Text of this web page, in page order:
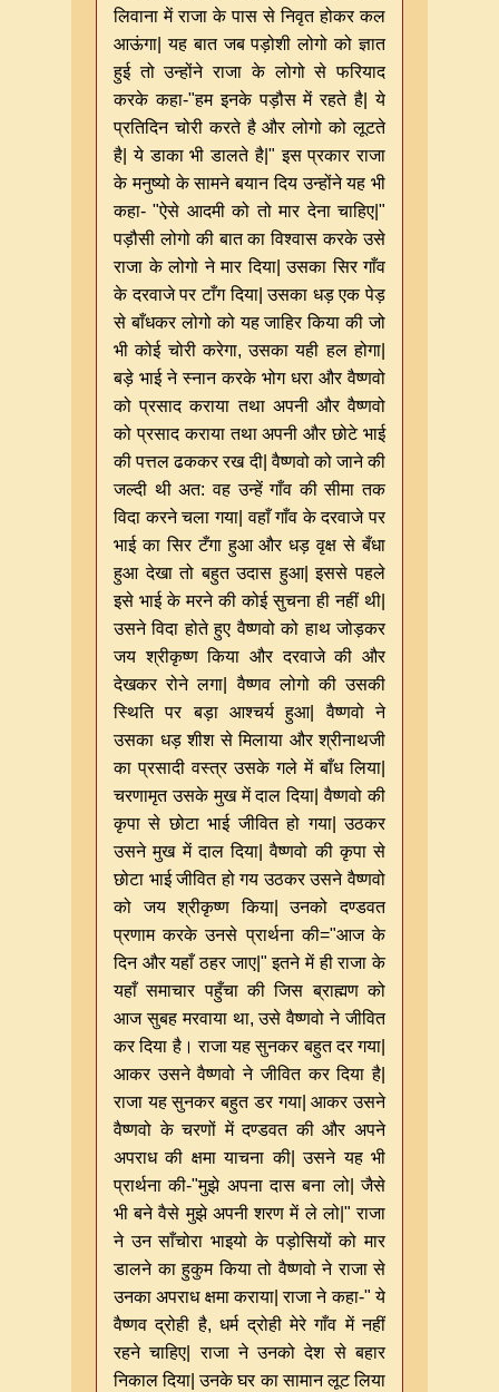
लिवाना में राजा के पास से निवृत होकर कल
आऊंगा| यह बात जब पड़ोशी लोगो को ज्ञात
हुई तो उन्होंने राजा के लोगो से फरियाद
करके कहा-"हम इनके पड़ौस में रहते है| ये
प्रतिदिन चोरी करते है और लोगो को लूटते
है| ये डाका भी डालते है|" इस प्रकार राजा
के मनुष्यो के सामने बयान दिय उन्होंने यह भी
कहा- "ऐसे आदमी को तो मार देना चाहिए|"
पड़ौसी लोगो की बात का विश्वास करके उसे
राजा के लोगो ने मार दिया| उसका सिर गाँव
के दरवाजे पर टाँग दिया| उसका धड़ एक पेड़
से बाँधकर लोगो को यह जाहिर किया की जो
भी कोई चोरी करेगा, उसका यही हल होगा|
बड़े भाई ने स्नान करके भोग धरा और वैष्णवो
को प्रसाद कराया तथा अपनी और वैष्णवो
को प्रसाद कराया तथा अपनी और छोटे भाई
की पत्तल ढककर रख दी| वैष्णवो को जाने की
जल्दी थी अत: वह उन्हें गाँव की सीमा तक
विदा करने चला गया| वहाँ गाँव के दरवाजे पर
भाई का सिर टँगा हुआ और धड़ वृक्ष से बँधा
हुआ देखा तो बहुत उदास हुआ| इससे पहले
इसे भाई के मरने की कोई सुचना ही नहीं थी|
उसने विदा होते हुए वैष्णवो को हाथ जोड़कर
जय श्रीकृष्ण किया और दरवाजे की और
देखकर रोने लगा| वैष्णव लोगो की उसकी
स्थिति पर बड़ा आश्चर्य हुआ| वैष्णवो ने
उसका धड़ शीश से मिलाया और श्रीनाथजी
का प्रसादी वस्त्र उसके गले में बाँध लिया|
चरणामृत उसके मुख में दाल दिया| वैष्णवो की
कृपा से छोटा भाई जीवित हो गया| उठकर
उसने मुख में दाल दिया| वैष्णवो की कृपा से
छोटा भाई जीवित हो गय उठकर उसने वैष्णवो
को जय श्रीकृष्ण किया| उनको दण्डवत
प्रणाम करके उनसे प्रार्थना की="आज के
दिन और यहाँ ठहर जाए|" इतने में ही राजा के
यहाँ समाचार पहुँचा की जिस ब्राह्मण को
आज सुबह मरवाया था, उसे वैष्णवो ने जीवित
कर दिया है। राजा यह सुनकर बहुत दर गया|
आकर उसने वैष्णवो ने जीवित कर दिया है|
राजा यह सुनकर बहुत डर गया| आकर उसने
वैष्णवो के चरणों में दण्डवत की और अपने
अपराध की क्षमा याचना की| उसने यह भी
प्रार्थना की-"मुझे अपना दास बना लो| जैसे
भी बने वैसे मुझे अपनी शरण में ले लो|" राजा
ने उन साँचोरा भाइयो के पड़ोसियों को मार
डालने का हुकुम किया तो वैष्णवो ने राजा से
उनका अपराध क्षमा कराया| राजा ने कहा-" ये
वैष्णव द्रोही है, धर्म द्रोही मेरे गाँव में नहीं
रहने चाहिए| राजा ने उनको देश से बहार
निकाल दिया| उनके घर का सामान लूट लिया